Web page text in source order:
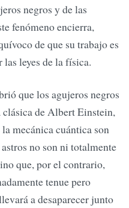
negros y de las
fenómeno encierra,
de que su trabajo es
las leyes de la física.
que los agujeros negros
clásica de Albert Einstein,
mecánica cuántica son
no son ni totalmente
que, por el contrario,
tenue pero
a desaparecer junto